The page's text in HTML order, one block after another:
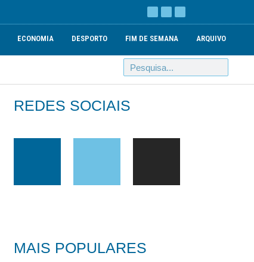
ECONOMIA DESPORTO FIM DE SEMANA ARQUIVO
REDES SOCIAIS
MAIS POPULARES